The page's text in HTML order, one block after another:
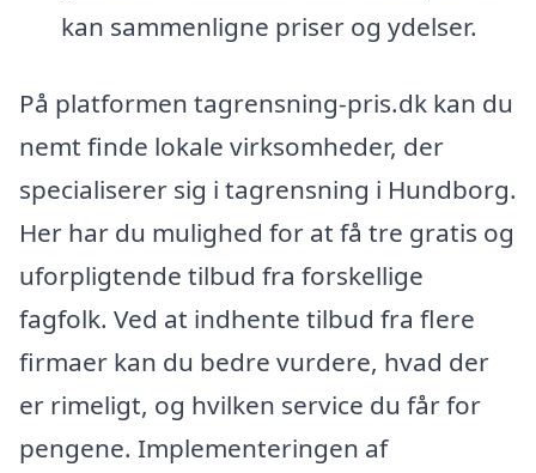
kan sammenligne priser og ydelser.
På platformen tagrensning-pris.dk kan du
nemt finde lokale virksomheder, der
specialiserer sig i tagrensning i Hundborg.
Her har du mulighed for at få tre gratis og
uforpligtende tilbud fra forskellige
fagfolk. Ved at indhente tilbud fra flere
firmaer kan du bedre vurdere, hvad der
er rimeligt, og hvilken service du får for
pengene. Implementeringen af